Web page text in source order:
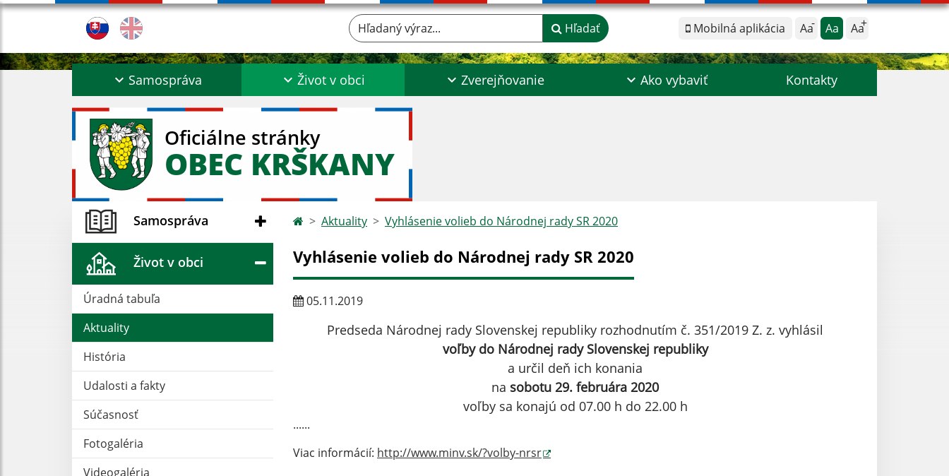
Mobilná aplikácia Aa Aa Aa
Hľadaný výraz... Hľadať
Samospráva Život v obci Zverejňovanie Ako vybaviť Kontakty
Oficiálne stránky
OBEC KRŠKANY
Samospráva
Život v obci
Úradná tabuľa
Aktuality
História
Udalosti a fakty
Súčasnosť
Fotogaléria
Videogaléria
Aktuality Vyhlásenie volieb do Národnej rady SR 2020
Vyhlásenie volieb do Národnej rady SR 2020
05.11.2019
Predseda Národnej rady Slovenskej republiky rozhodnutím č. 351/2019 Z. z. vyhlásil
voľby do Národnej rady Slovenskej republiky
a určil deň ich konania
na sobotu 29. februára 2020
voľby sa konajú od 07.00 h do 22.00 h
......
Viac informácií: http://www.minv.sk/?volby-nrsr